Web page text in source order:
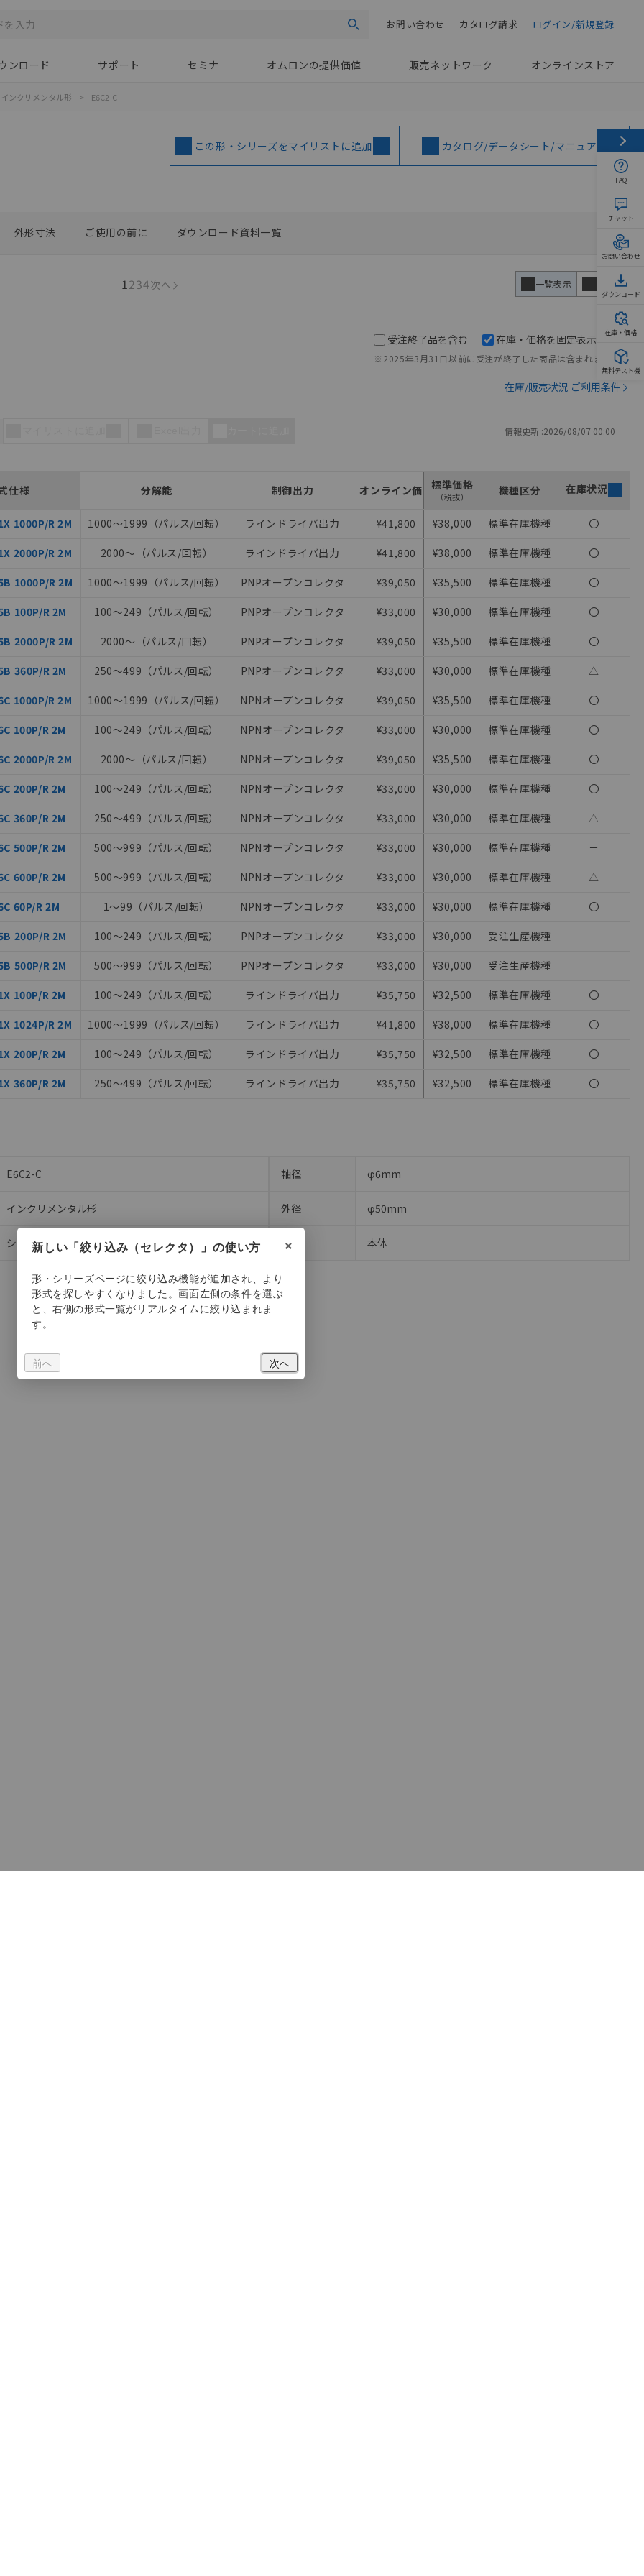
検索 ログイン/新規登録
カタログ請求
お問い合わせ
ンロード サポート セミナ オムロンの提供価値 販売ネットワーク オンラインストア
インクリメンタル形 > E6C2-C
この形・シリーズをマイリストに追加 カタログ/データシート/マニュアル
外形寸法 ご使用の前に ダウンロード資料一覧
1234次へ 一覧表示 比較表
受注終了品を含む
※2025年3月31日以前に受注が終了した商品は含まれません。
在庫・価格を固定表示
在庫/販売状況 ご利用条件
情報更新 :2026/08/07 00:00
仕様 分解能 制御出力 オンライン価格標準価格
（税抜） 機種区分 在庫状況
1000P/R 2M 1000～1999（パルス/回転） ラインドライバ出力 ¥41,800 ¥38,000 標準在庫機種 〇
2000P/R 2M 2000～（パルス/回転） ラインドライバ出力 ¥41,800 ¥38,000 標準在庫機種 〇
1000P/R 2M 1000～1999（パルス/回転） PNPオープンコレクタ ¥39,050 ¥35,500 標準在庫機種 〇
100P/R 2M 100～249（パルス/回転） PNPオープンコレクタ ¥33,000 ¥30,000 標準在庫機種 〇
2000P/R 2M 2000～（パルス/回転） PNPオープンコレクタ ¥39,050 ¥35,500 標準在庫機種 〇
360P/R 2M 250～499（パルス/回転） PNPオープンコレクタ ¥33,000 ¥30,000 標準在庫機種 △
1000P/R 2M 1000～1999（パルス/回転） NPNオープンコレクタ ¥39,050 ¥35,500 標準在庫機種 〇
100P/R 2M 100～249（パルス/回転） NPNオープンコレクタ ¥33,000 ¥30,000 標準在庫機種 〇
2000P/R 2M 2000～（パルス/回転） NPNオープンコレクタ ¥39,050 ¥35,500 標準在庫機種 〇
200P/R 2M 100～249（パルス/回転） NPNオープンコレクタ ¥33,000 ¥30,000 標準在庫機種 〇
360P/R 2M 250～499（パルス/回転） NPNオープンコレクタ ¥33,000 ¥30,000 標準在庫機種 △
500P/R 2M 500～999（パルス/回転） NPNオープンコレクタ ¥33,000 ¥30,000 標準在庫機種 －
600P/R 2M 500～999（パルス/回転） NPNオープンコレクタ ¥33,000 ¥30,000 標準在庫機種 △
60P/R 2M 1～99（パルス/回転） NPNオープンコレクタ ¥33,000 ¥30,000 標準在庫機種 〇
200P/R 2M 100～249（パルス/回転） PNPオープンコレクタ ¥33,000 ¥30,000 受注生産機種
500P/R 2M 500～999（パルス/回転） PNPオープンコレクタ ¥33,000 ¥30,000 受注生産機種
100P/R 2M 100～249（パルス/回転） ラインドライバ出力 ¥35,750 ¥32,500 標準在庫機種 〇
1024P/R 2M 1000～1999（パルス/回転） ラインドライバ出力 ¥41,800 ¥38,000 標準在庫機種 〇
200P/R 2M 100～249（パルス/回転） ラインドライバ出力 ¥35,750 ¥32,500 標準在庫機種 〇
360P/R 2M 250～499（パルス/回転） ラインドライバ出力 ¥35,750 ¥32,500 標準在庫機種 〇
E6C2-C
インクリメンタル形
シャフトタイプ
φ6mm
φ50mm
本体
E6C2-C
インクリメンタル形
シャフトタイプ
軸径 φ6mm
外径 φ50mm
種類 本体
FAQ
チャット
お問い合わせ
ダウンロード
在庫・価格
無料テスト機
の在庫あり
満たないが在庫あり
・当社販売員にご確認ください)
種、また在庫状況の情報を公開していない機種
いただき、同意のうえご利用ください。
当社制御機器事業取扱商品の当社在庫状況および標準価格(税抜)を提供させていただ
業取扱商品の中には、本サービスの対象外となる商品もあることをご了承ください。
び標準価格照会結果は、記載している更新日時点での社内データに基づき作成されるも
覧された時点での実際の在庫および標準価格とは異なる場合があることをご了承くださ
況および標準価格はお客様のお取引先、またはお客様担当のオムロン制御機器販売店・
相談ください。
器販売店や当社販売拠点は「 販売ネットワーク
」をご確認ください。
標準価格結果を当社の事前の承諾なく第三者に漏洩または開示しないようお願いしま
能（部品リスト作成サービス）をご利用いただくには、I-Webメンバーズにご登録され
ります。
品・サービスに関するお客様との取引・商談に必要な範囲で利用することをご了承くだ
新しい「絞り込み（セレクタ）」の使い方 ×
前へ 次へ